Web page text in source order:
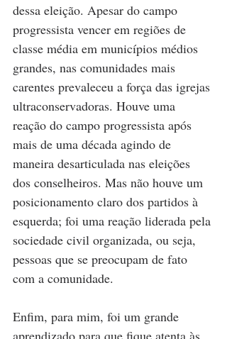
dessa eleição. Apesar do campo
progressista vencer em regiões de
classe média em municípios médios
grandes, nas comunidades mais
carentes prevaleceu a força das igrejas
ultraconservadoras. Houve uma
reação do campo progressista após
mais de uma década agindo de
maneira desarticulada nas eleições
dos conselheiros. Mas não houve um
posicionamento claro dos partidos à
esquerda; foi uma reação liderada pela
sociedade civil organizada, ou seja,
pessoas que se preocupam de fato
com a comunidade.
Enfim, para mim, foi um grande
aprendizado para que fique atenta às